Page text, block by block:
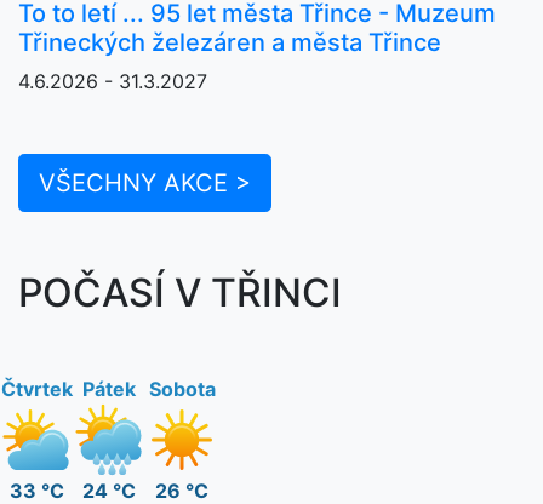
To to letí ... 95 let města Třince - Muzeum
Třineckých železáren a města Třince
4.6.2026 - 31.3.2027
VŠECHNY AKCE >
POČASÍ V TŘINCI
Čtvrtek
33 °C
Pátek
24 °C
Sobota
26 °C